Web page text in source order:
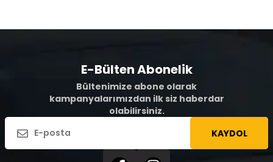
E-Bülten Abonelik
Bültenimize abone olarak
kampanyalarımızdan ilk siz haberdar
olabilirsiniz.
KAYDOL